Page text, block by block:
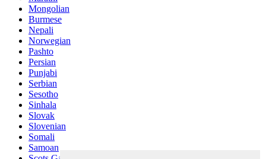
Mongolian
Burmese
Nepali
Norwegian
Pashto
Persian
Punjabi
Serbian
Sesotho
Sinhala
Slovak
Slovenian
Somali
Samoan